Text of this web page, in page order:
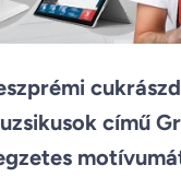
című